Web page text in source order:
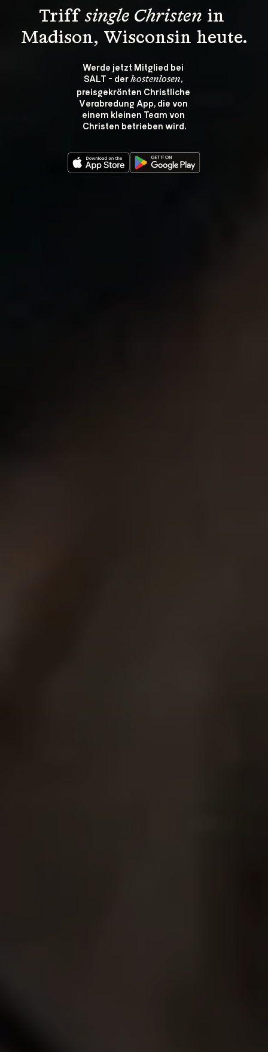
Triff single Christen in
Madison, Wisconsin heute.
Werde jetzt Mitglied bei
SALT - der kostenlosen,
preisgekrönten Christliche
Verabredung App, die von
einem kleinen Team von
Christen betrieben wird.